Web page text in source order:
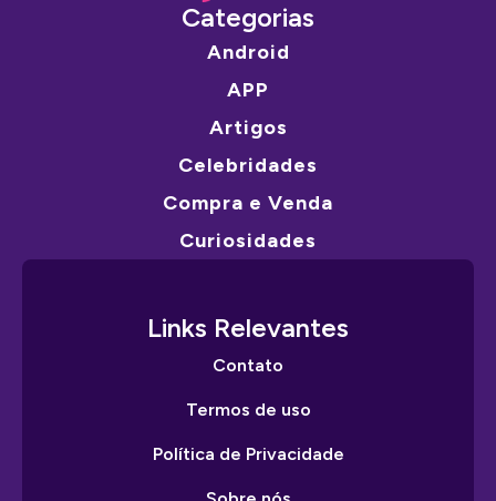
Categorias
Android
APP
Artigos
Celebridades
Compra e Venda
Curiosidades
Links Relevantes
Contato
Termos de uso
Política de Privacidade